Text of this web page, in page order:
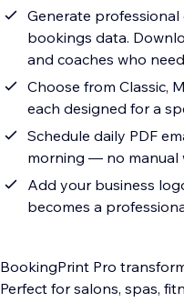
Generate professional
bookings data.
and coaches who
Choose from Classic,
each designed for a
Schedule daily PDF
morning — no manual
Add your business
becomes a
BookingPrint Pro
Perfect for salons, spas,